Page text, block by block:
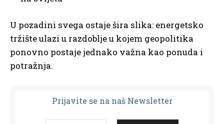
U pozadini svega ostaje šira slika: energetsko
tržište ulazi u razdoblje u kojem geopolitika
ponovno postaje jednako važna kao ponuda i
potražnja.
Prijavite se na naš Newsletter